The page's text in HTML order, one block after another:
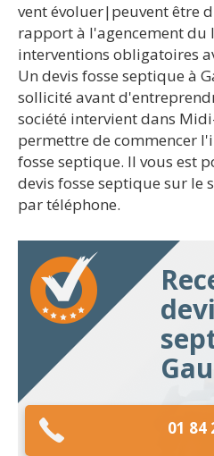
vent évoluer|peuvent être
rapport à l'agencement
interventions obligatoires
Un devis fosse septique à
sollicité avant
société intervient dans
permettre de commencer
fosse septique. Il vous est
devis fosse septique sur le
par téléphone.
01 84